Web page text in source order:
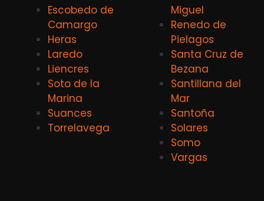
Escobedo de
Camargo
Heras
Laredo
Liencres
Soto de la
Marina
Suances
Torrelavega
Miguel
Renedo de
Pielagos
Santa Cruz de
Bezana
Santillana del
Mar
Santoña
Solares
Somo
Vargas